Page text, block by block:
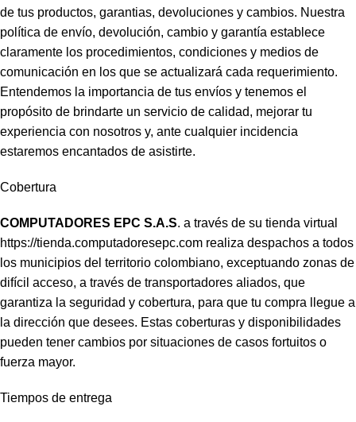
de tus productos, garantias, devoluciones y cambios. Nuestra
política de envío, devolución, cambio y garantía establece
claramente los procedimientos, condiciones y medios de
comunicación en los que se actualizará cada requerimiento.
Entendemos la importancia de tus envíos y tenemos el
propósito de brindarte un servicio de calidad, mejorar tu
experiencia con nosotros y, ante cualquier incidencia
estaremos encantados de asistirte.
Cobertura
COMPUTADORES EPC S.A.S. a través de su tienda virtual
https://tienda.computadoresepc.com realiza despachos a todos
los municipios del territorio colombiano, exceptuando zonas de
difícil acceso, a través de transportadores aliados, que
garantiza la seguridad y cobertura, para que tu compra llegue a
la dirección que desees. Estas coberturas y disponibilidades
pueden tener cambios por situaciones de casos fortuitos o
fuerza mayor.
Tiempos de entrega